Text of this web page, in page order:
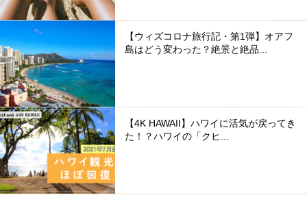
【ウィズコロナ旅行記・第1弾】オアフ
島はどう変わった？絶景と絶品...
【4K HAWAII】ハワイに活気が戻ってき
た！？ハワイの「クヒ...